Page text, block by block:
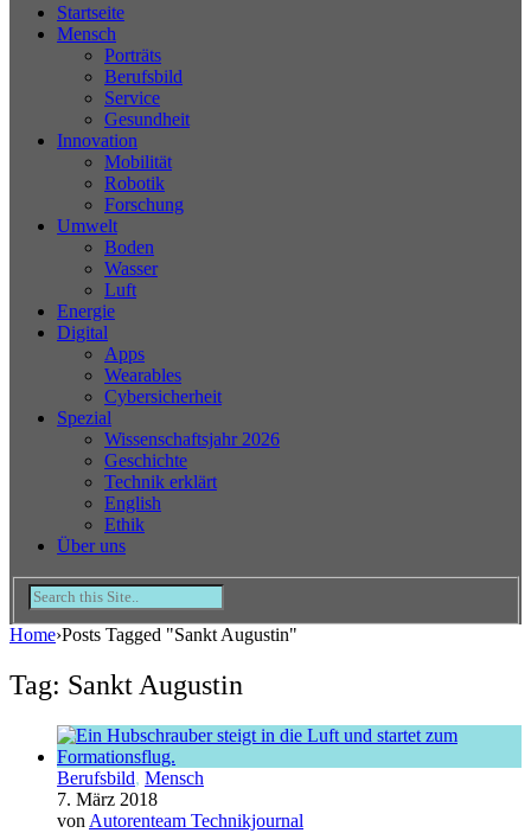
Startseite
Mensch
Porträts
Berufsbild
Service
Gesundheit
Innovation
Mobilität
Robotik
Forschung
Umwelt
Boden
Wasser
Luft
Energie
Digital
Apps
Wearables
Cybersicherheit
Spezial
Wissenschaftsjahr 2026
Geschichte
Technik erklärt
English
Ethik
Über uns
Home›Posts Tagged "Sankt Augustin"
Tag: Sankt Augustin
Berufsbild, Mensch
7. März 2018
von Autorenteam Technikjournal